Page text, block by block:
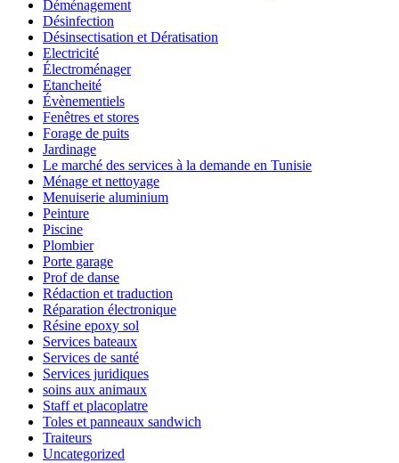
Déménagement
Désinfection
Désinsectisation et Dératisation
Electricité
Électroménager
Etancheité
Évènementiels
Fenêtres et stores
Forage de puits
Jardinage
Le marché des services à la demande en Tunisie
Ménage et nettoyage
Menuiserie aluminium
Peinture
Piscine
Plombier
Porte garage
Prof de danse
Rédaction et traduction
Réparation électronique
Résine epoxy sol
Services bateaux
Services de santé
Services juridiques
soins aux animaux
Staff et placoplatre
Toles et panneaux sandwich
Traiteurs
Uncategorized